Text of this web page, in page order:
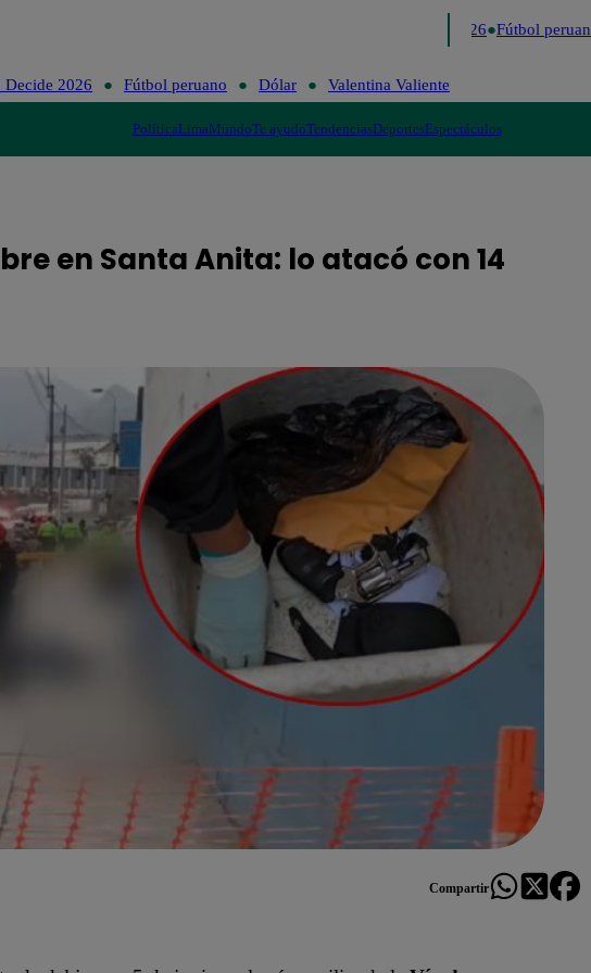
Perú Decide 2026 Fútbol peruano
Decide 2026 Fútbol peruano Dólar Valentina Valiente
PolíticaLimaMundoTe ayudoTendenciasDeportesEspectáculos
en Santa Anita: lo atacó con 14
Compartir